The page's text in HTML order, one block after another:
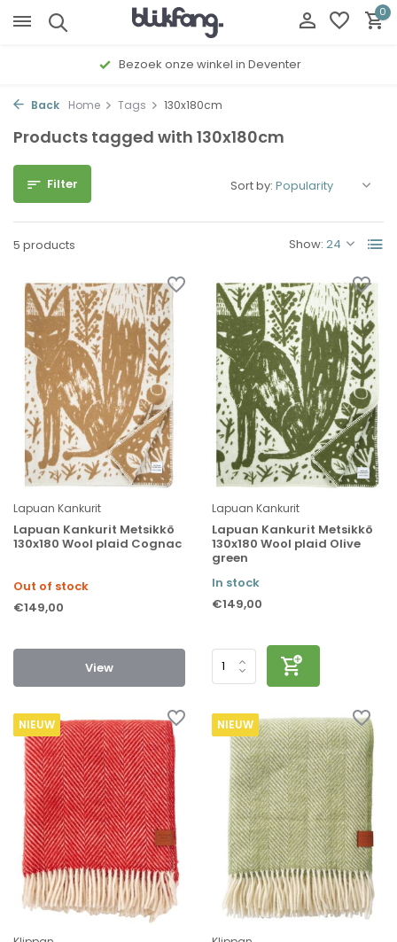
0
Bezoek onze winkel in Deventer
Back Home Tags 130x180cm
Products tagged with 130x180cm
Filter
5 products Show:
Sort by:
Lapuan Kankurit
Lapuan Kankurit Metsikkö
130x180 Wool plaid Cognac
Out of stock
€149,00
View
Lapuan Kankurit
Lapuan Kankurit Metsikkö
130x180 Wool plaid Olive
green
In stock
€149,00
NIEUW NIEUW